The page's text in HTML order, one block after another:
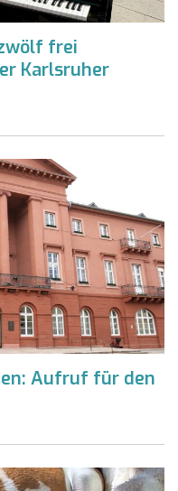
frei
Karlsruher
Aufruf für den